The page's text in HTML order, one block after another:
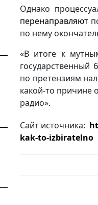
Однако
перенаправляют
по нему
«В итоге к
государственный
по претензиям
какой-то причине
радио».
Сайт источника:
kak-to-izbiratelno